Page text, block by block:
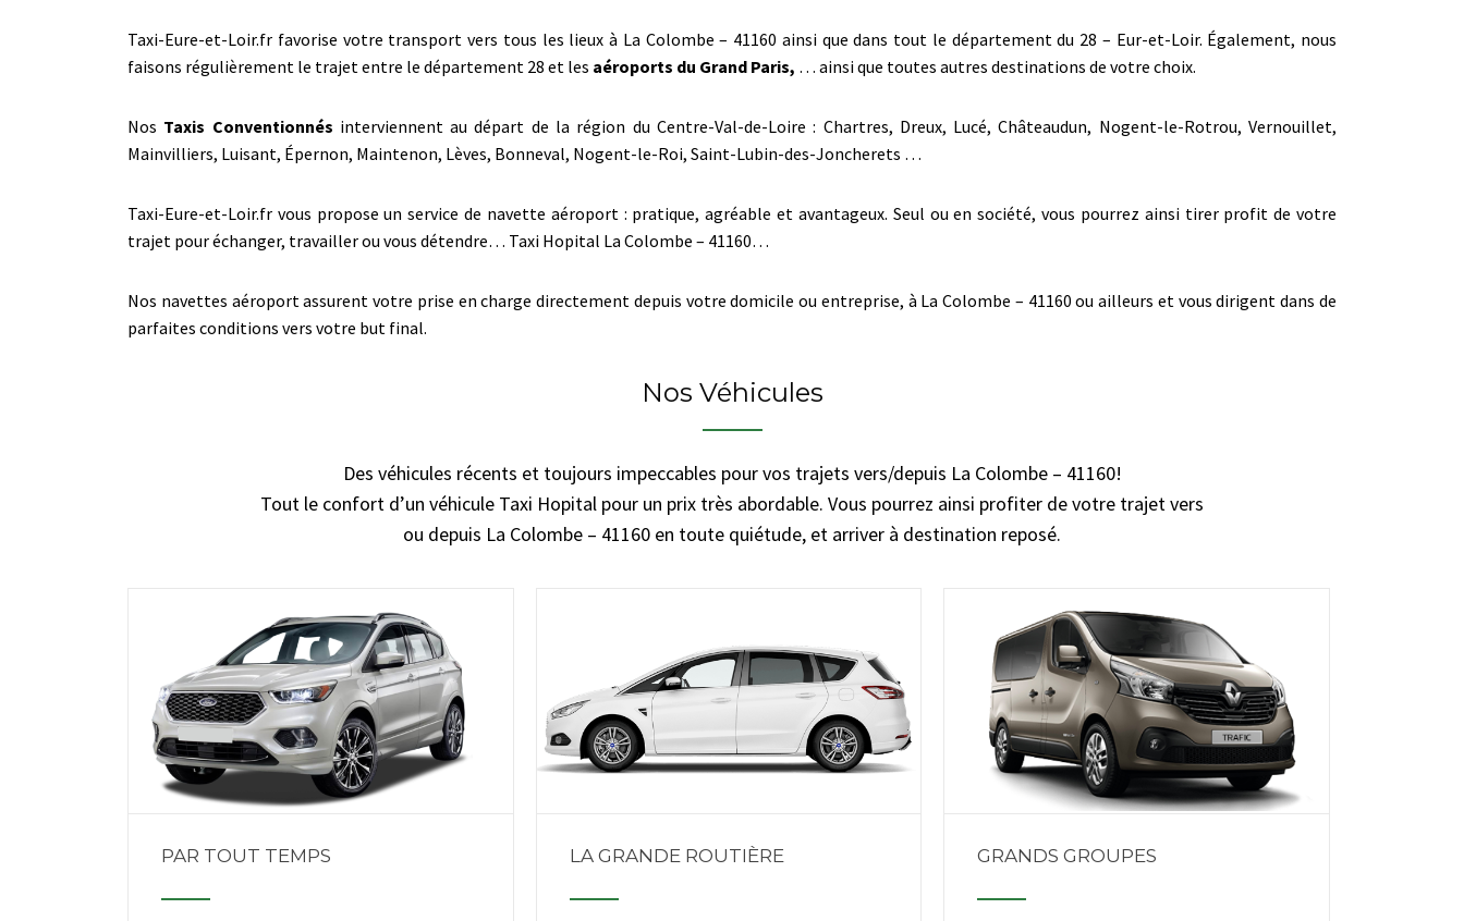
Taxi-Eure-et-Loir.fr favorise votre transport vers tous les lieux à La Colombe – 41160 ainsi que dans tout le département du 28 – Eur-et-Loir. Également, nous
faisons régulièrement le trajet entre le département 28 et les aéroports du Grand Paris, … ainsi que toutes autres destinations de votre choix.
Nos Taxis Conventionnés interviennent au départ de la région du Centre-Val-de-Loire : Chartres, Dreux, Lucé, Châteaudun, Nogent-le-Rotrou, Vernouillet,
Mainvilliers, Luisant, Épernon, Maintenon, Lèves, Bonneval, Nogent-le-Roi, Saint-Lubin-des-Joncherets …
Taxi-Eure-et-Loir.fr vous propose un service de navette aéroport : pratique, agréable et avantageux. Seul ou en société, vous pourrez ainsi tirer profit de votre
trajet pour échanger, travailler ou vous détendre… Taxi Hopital La Colombe – 41160…
Nos navettes aéroport assurent votre prise en charge directement depuis votre domicile ou entreprise, à La Colombe – 41160 ou ailleurs et vous dirigent dans de
parfaites conditions vers votre but final.
Nos Véhicules
Des véhicules récents et toujours impeccables pour vos trajets vers/depuis La Colombe – 41160!
Tout le confort d’un véhicule Taxi Hopital pour un prix très abordable. Vous pourrez ainsi profiter de votre trajet vers
ou depuis La Colombe – 41160 en toute quiétude, et arriver à destination reposé.
PAR TOUT TEMPS LA GRANDE ROUTIÈRE GRANDS GROUPES